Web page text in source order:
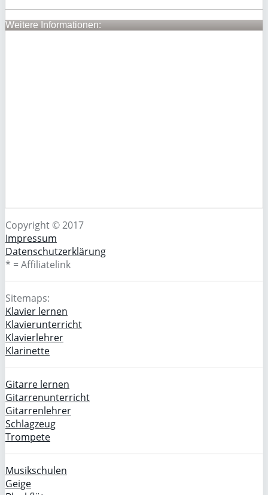
Weitere Informationen:
Copyright © 2017
Impressum
Datenschutzerklärung
* = Affiliatelink
Sitemaps:
Klavier lernen
Klavierunterricht
Klavierlehrer
Klarinette
Gitarre lernen
Gitarrenunterricht
Gitarrenlehrer
Schlagzeug
Trompete
Musikschulen
Geige